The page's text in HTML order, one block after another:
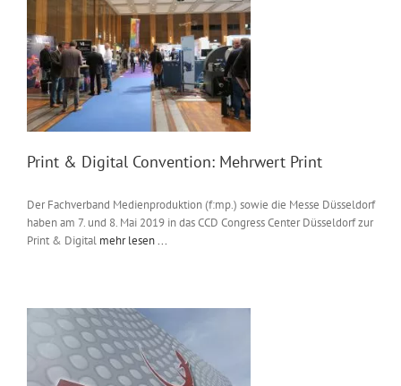
Print & Digital Convention: Mehrwert Print
Der Fachverband Medienproduktion (f:mp.) sowie die Messe Düsseldorf
haben am 7. und 8. Mai 2019 in das CCD Congress Center Düsseldorf zur
Print & Digital mehr lesen ...